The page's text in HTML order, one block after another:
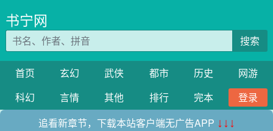
书宁网
搜索
首页 玄幻 武侠 都市 历史
网游
科幻
言情 其他 排行 完本
登录
追看新章节，下载本站客户端无广告APP ↓↓↓